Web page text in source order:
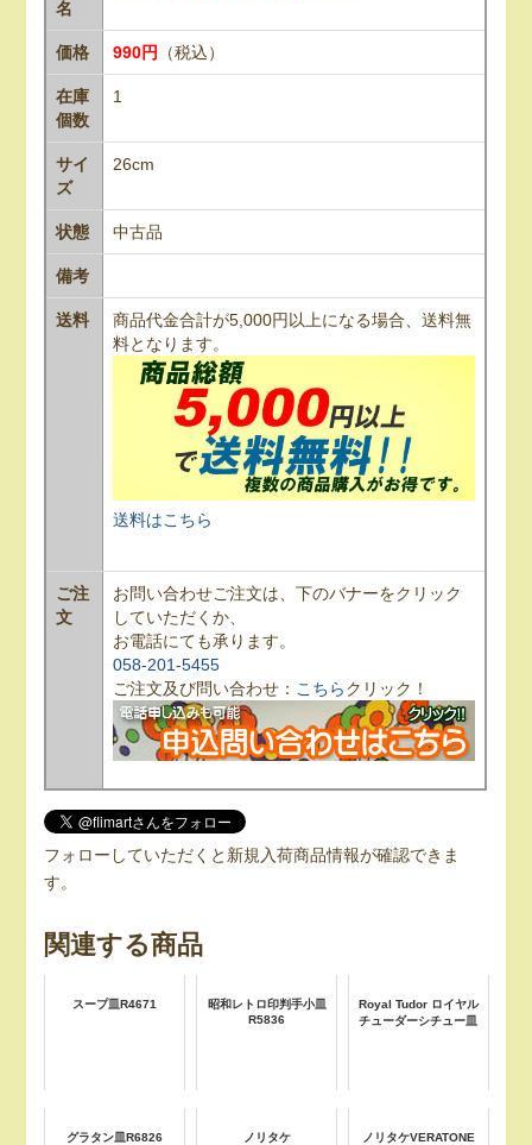
名
価格 990円 （税込）
在庫
個数
1
サイ
ズ
26cm
状態 中古品
備考
送料
商品代金合計が5,000円以上になる場合、送料無
料となります。
送料はこちら
ご注
文
お問い合わせご注文は、下のバナーをクリック
していただくか、
お電話にても承ります。
058-201-5455
ご注文及び問い合わせ： こちらクリック！
フォローしていただくと新規入荷商品情報が確認できま
す。
関連する商品
スープ皿R4671
昭和レトロ印判手小皿
R5836
Royal Tudor ロイヤル
チューダーシチュー皿
グラタン皿R6826
ノリタケ
ノリタケVERATONE